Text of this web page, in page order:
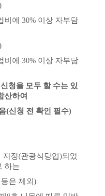
비에 30% 이상 자부담
비에 30% 이상 자부담
청을 모두 할 수는 있
산하여
(신청 전 확인 필수)
지정(관광식당업)되었
하는
은 제외 )